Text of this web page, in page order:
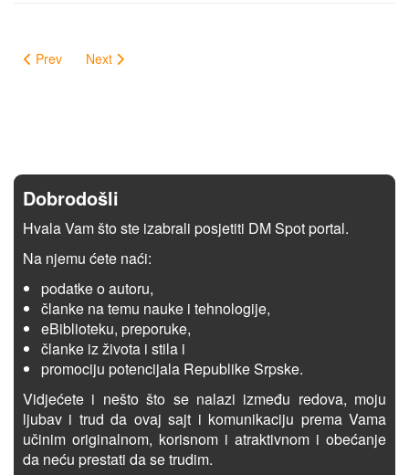
Prev Next
Dobrodošli
Hvala Vam što ste izabrali posjetiti DM Spot portal.
Na njemu ćete naći:
podatke o autoru,
članke na temu nauke i tehnologije,
eBiblioteku, preporuke,
članke iz života i stila i
promociju potencijala Republike Srpske.
Vidjećete i nešto što se nalazi između redova, moju
ljubav i trud da ovaj sajt i komunikaciju prema Vama
učinim originalnom, korisnom i atraktivnom i obećanje
da neću prestati da se trudim.